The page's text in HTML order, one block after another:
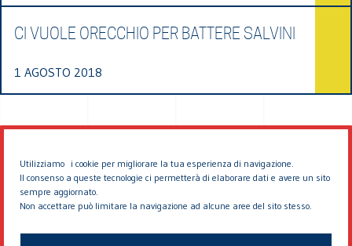
Utilizziamo i cookie per migliorare la tua esperienza di navigazione.
Il consenso a queste tecnologie ci permetterà di elaborare dati e avere un sito
sempre aggiornato.
Non accettare può limitare la navigazione ad alcune aree del sito stesso.
CI VUOLE ORECCHIO PER BATTERE SALVINI
1 AGOSTO 2018
© 2026 EDDYBURG